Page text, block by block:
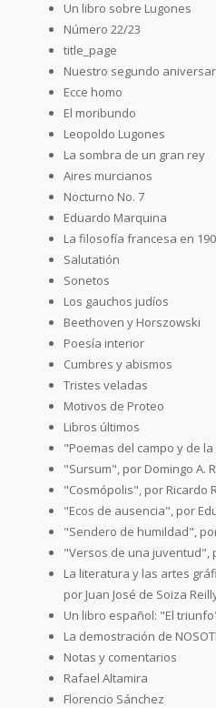
Un libro sobre Lugones
Número 22/23
title_page
Nuestro segundo
Ecce homo
El moribundo
Leopoldo Lugones
La sombra de un gran rey
Aires murcianos
Nocturno No. 7
Eduardo Marquina
La filosofía francesa en
Salutatión
Sonetos
Los gauchos judíos
Beethoven y Horszowski
Poesía interior
Cumbres y abismos
Tristes veladas
Motivos de Proteo
Libros últimos
"Poemas del campo y de
"Sursum", por Domingo A.
"Cosmópolis", por Ricardo
"Ecos de ausencia", por
"Sendero de humildad",
"Versos de una juventud",
La literatura y las artes
por Juan José de Soiza
Un libro español: "El
La demostración de
Notas y comentarios
Rafael Altamira
Florencio Sánchez